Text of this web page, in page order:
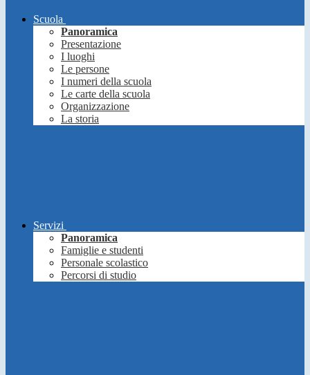
Scuola
Panoramica
Presentazione
I luoghi
Le persone
I numeri della scuola
Le carte della scuola
Organizzazione
La storia
Servizi
Panoramica
Famiglie e studenti
Personale scolastico
Percorsi di studio